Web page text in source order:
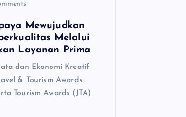
Mewujudkan
Melalui
Layanan Prima
dan Ekonomi Kreatif
& Tourism Awards
Tourism Awards (JTA)